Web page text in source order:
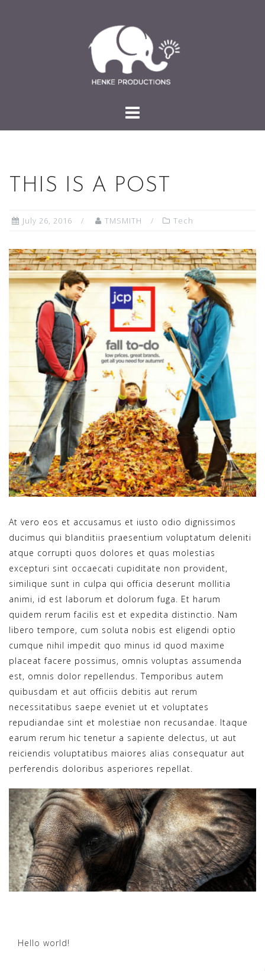
THIS IS A POST
July 26, 2016 TMSMITH Tech
At vero eos et accusamus et iusto odio dignissimos
ducimus qui blanditiis praesentium voluptatum deleniti
atque corrupti quos dolores et quas molestias
excepturi sint occaecati cupiditate non provident,
similique sunt in culpa qui officia deserunt mollitia
animi, id est laborum et dolorum fuga. Et harum
quidem rerum facilis est et expedita distinctio. Nam
libero tempore, cum soluta nobis est eligendi optio
cumque nihil impedit quo minus id quod maxime
placeat facere possimus, omnis voluptas assumenda
est, omnis dolor repellendus. Temporibus autem
quibusdam et aut officiis debitis aut rerum
necessitatibus saepe eveniet ut et voluptates
repudiandae sint et molestiae non recusandae. Itaque
earum rerum hic tenetur a sapiente delectus, ut aut
reiciendis voluptatibus maiores alias consequatur aut
perferendis doloribus asperiores repellat.
Post
Hello world!